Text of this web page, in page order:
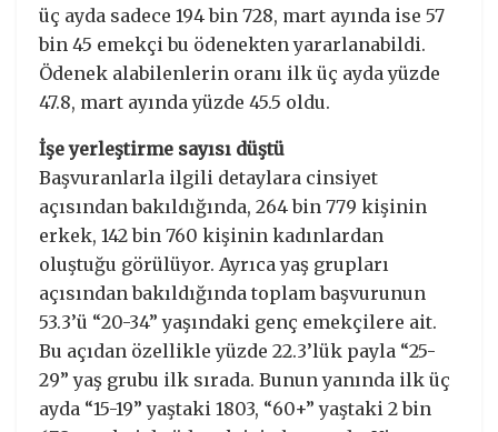
üç ayda sadece 194 bin 728, mart ayında ise 57
bin 45 emekçi bu ödenekten yararlanabildi.
Ödenek alabilenlerin oranı ilk üç ayda yüzde
47.8, mart ayında yüzde 45.5 oldu.
İşe yerleştirme sayısı düştü
Başvuranlarla ilgili detaylara cinsiyet
açısından bakıldığında, 264 bin 779 kişinin
erkek, 142 bin 760 kişinin kadınlardan
oluştuğu görülüyor. Ayrıca yaş grupları
açısından bakıldığında toplam başvurunun
53.3’ü “20-34” yaşındaki genç emekçilere ait.
Bu açıdan özellikle yüzde 22.3’lük payla “25-
29” yaş grubu ilk sırada. Bunun yanında ilk üç
ayda “15-19” yaştaki 1803, “60+” yaştaki 2 bin